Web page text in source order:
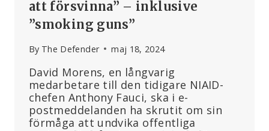
att försvinna” – inklusive
”smoking guns”
By The Defender maj 18, 2024
David Morens, en långvarig
medarbetare till den tidigare NIAID-
chefen Anthony Fauci, ska i e-
postmeddelanden ha skrutit om sin
förmåga att undvika offentliga